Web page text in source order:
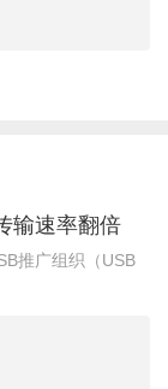
输速率翻倍
推广组织（USB